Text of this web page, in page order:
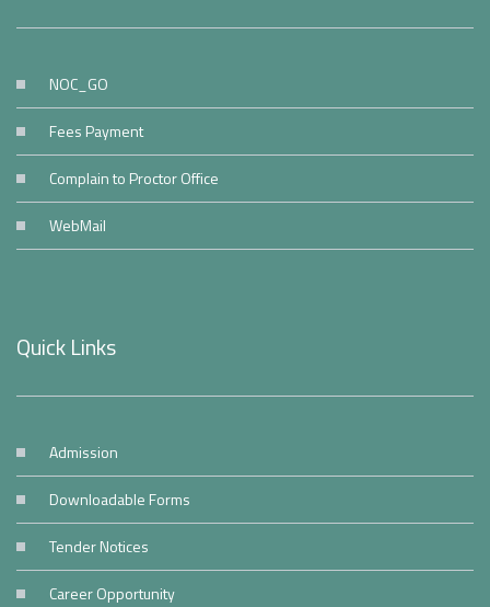
NOC_GO
Fees Payment
Complain to Proctor Office
WebMail
Quick Links
Admission
Downloadable Forms
Tender Notices
Career Opportunity